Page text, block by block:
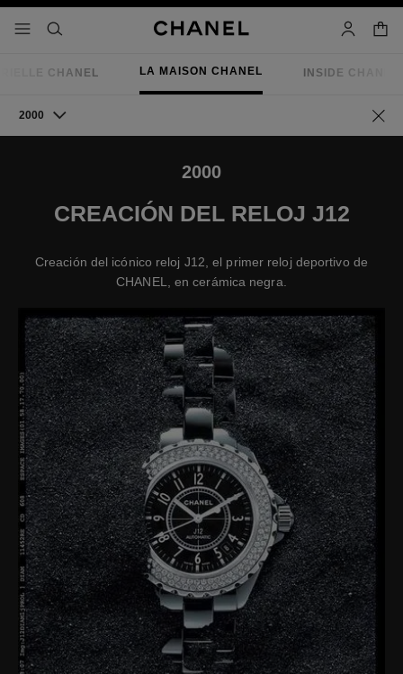
- navegación principal
buscar cuenta
CHANEL LA MAISON CHANEL INSIDE CHANEL
2000
2000
CREACIÓN DEL RELOJ J12
Creación del icónico reloj J12, el primer reloj deportivo de
CHANEL, en cerámica negra.